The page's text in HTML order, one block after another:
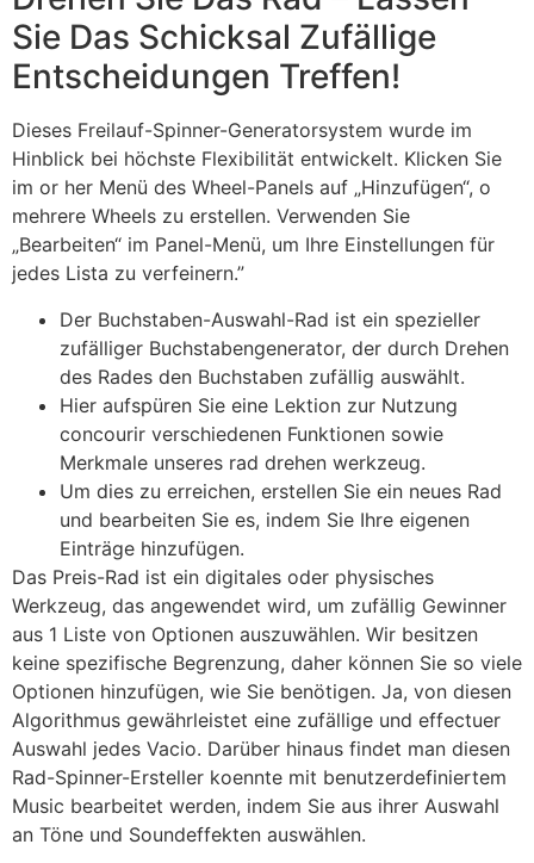
Sie Das Schicksal Zufällige
Entscheidungen Treffen!
Dieses Freilauf-Spinner-Generatorsystem wurde im
Hinblick bei höchste Flexibilität entwickelt. Klicken Sie
im or her Menü des Wheel-Panels auf „Hinzufügen“, o
mehrere Wheels zu erstellen. Verwenden Sie
„Bearbeiten“ im Panel-Menü, um Ihre Einstellungen für
jedes Lista zu verfeinern.”
Der Buchstaben-Auswahl-Rad ist ein spezieller
zufälliger Buchstabengenerator, der durch Drehen
des Rades den Buchstaben zufällig auswählt.
Hier aufspüren Sie eine Lektion zur Nutzung
concourir verschiedenen Funktionen sowie
Merkmale unseres rad drehen werkzeug.
Um dies zu erreichen, erstellen Sie ein neues Rad
und bearbeiten Sie es, indem Sie Ihre eigenen
Einträge hinzufügen.
Das Preis-Rad ist ein digitales oder physisches
Werkzeug, das angewendet wird, um zufällig Gewinner
aus 1 Liste von Optionen auszuwählen. Wir besitzen
keine spezifische Begrenzung, daher können Sie so viele
Optionen hinzufügen, wie Sie benötigen. Ja, von diesen
Algorithmus gewährleistet eine zufällige und effectuer
Auswahl jedes Vacio. Darüber hinaus findet man diesen
Rad-Spinner-Ersteller koennte mit benutzerdefiniertem
Music bearbeitet werden, indem Sie aus ihrer Auswahl
an Töne und Soundeffekten auswählen.